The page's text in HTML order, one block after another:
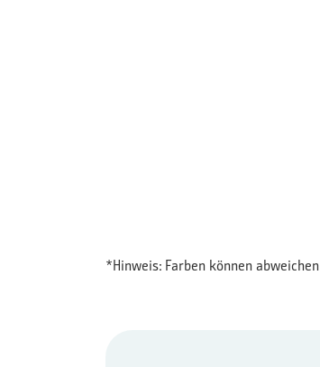
*Hinweis: Farben können abweichen